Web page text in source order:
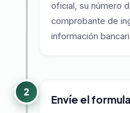
oficial, su número
comprobante de
información
2
Envíe el